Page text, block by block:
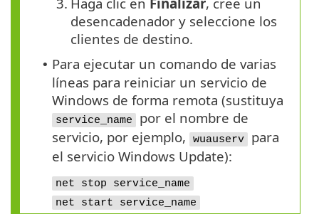
desencadenador y seleccione los
clientes de destino.
• Para ejecutar un comando de varias
líneas para reiniciar un servicio de
Windows de forma remota (sustituya
service_name
por el nombre de
servicio, por ejemplo,
wuauserv
para
el servicio Windows Update):
net stop service_name
net start service_name